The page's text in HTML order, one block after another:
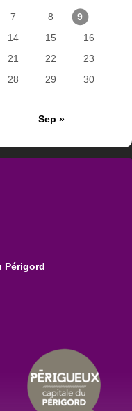
7 8
9
14 15
16
21 22
23
28 29
30
Sep »
Périgord